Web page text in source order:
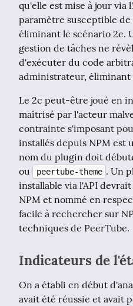
qu'elle est mise à jour via
paramètre susceptible
éliminant le scénario 2e.
gestion de tâches ne
d'exécuter du code
administrateur, éliminant
Le 2c peut-être joué en
maîtrisé par l'acteur
contrainte s'imposant
installés depuis NPM est
nom du plugin doit
ou peertube-theme . Un
installable via l'API
NPM et nommé en
facile à rechercher sur
techniques de PeerTube.
Indicateurs de
On a établi en début
avait été réussie et avait